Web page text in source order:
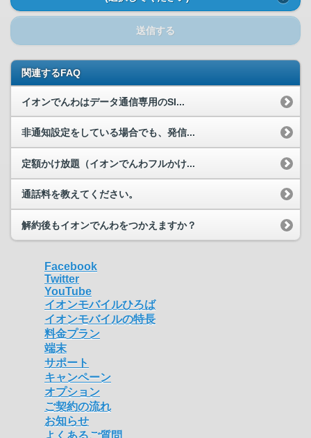
送信する
関連するFAQ
イオンでんわはデータ通信専用のSI...
非通知設定をしている場合でも、発信...
定額かけ放題（イオンでんわフルかけ...
通話料を教えてください。
解約後もイオンでんわをつかえますか？
Facebook
Twitter
YouTube
イオンモバイルひろば
イオンモバイルの特長
料金プラン
端末
サポート
キャンペーン
オプション
ご契約の流れ
お知らせ
よくあるご質問